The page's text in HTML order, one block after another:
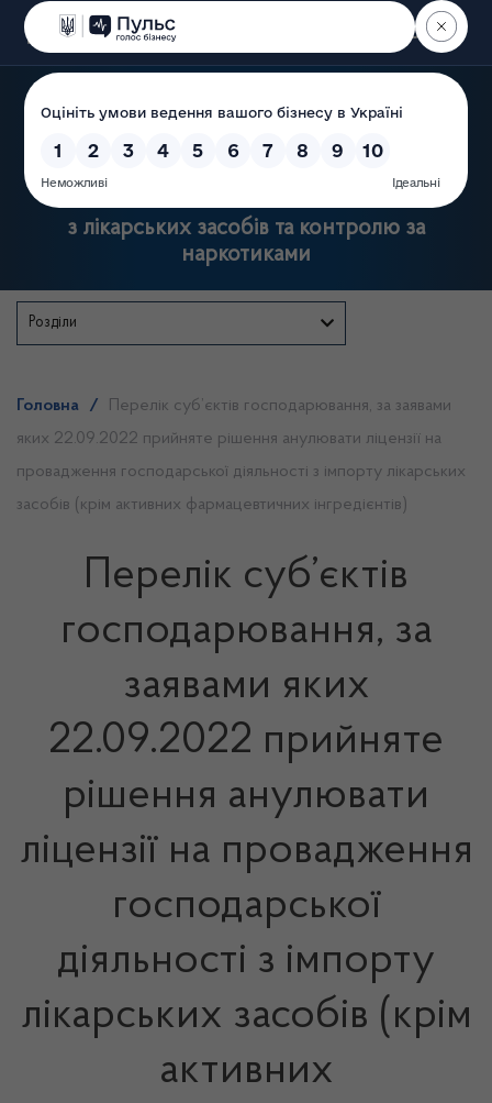
Пошук
Державна служба України
з лікарських засобів та контролю за
наркотиками
Розділи
Головна /
Перелік суб’єктів господарювання, за заявами
яких 22.09.2022 прийняте рішення анулювати ліцензії на
провадження господарської діяльності з імпорту лікарських
засобів (крім активних фармацевтичних інгредієнтів)
Перелік суб’єктів
господарювання, за
заявами яких
22.09.2022 прийняте
рішення анулювати
ліцензії на провадження
господарської
діяльності з імпорту
лікарських засобів (крім
активних